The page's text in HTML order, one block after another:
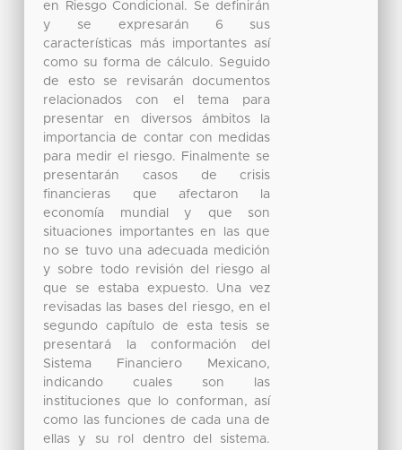
en Riesgo Condicional. Se definirán
y se expresarán 6 sus
características más importantes así
como su forma de cálculo. Seguido
de esto se revisarán documentos
relacionados con el tema para
presentar en diversos ámbitos la
importancia de contar con medidas
para medir el riesgo. Finalmente se
presentarán casos de crisis
financieras que afectaron la
economía mundial y que son
situaciones importantes en las que
no se tuvo una adecuada medición
y sobre todo revisión del riesgo al
que se estaba expuesto. Una vez
revisadas las bases del riesgo, en el
segundo capítulo de esta tesis se
presentará la conformación del
Sistema Financiero Mexicano,
indicando cuales son las
instituciones que lo conforman, así
como las funciones de cada una de
ellas y su rol dentro del sistema.